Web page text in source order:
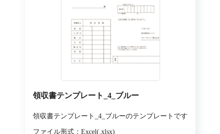
領収書テンプレート_4_ブルー
領収書テンプレート_4_ブルーのテンプレートです
ファイル形式：Excel(.xlsx)